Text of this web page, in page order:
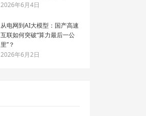
2026年6月4日
从电网到AI大模型：国产高速
互联如何突破“算力最后一公
里”？
2026年6月2日